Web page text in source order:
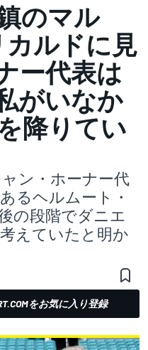
のマル
カルドに見
ー代表は
がいなか
降りてい
ン・ホーナー代
るヘルムート・
の段階でダニエ
えていたと明か
をお気に入り登録